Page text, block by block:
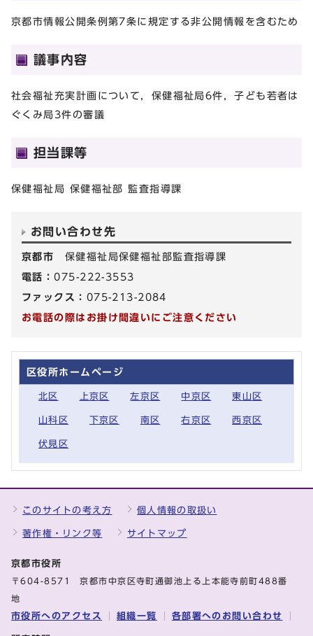
京都市情報公開条例第7条に規定する非公開情報を含むため
議事内容
社会福祉充実計画について，保健福祉局6件，子ども若者は
ぐくみ局3件の審議
担当課等
保健福祉局 保健福祉部 監査指導課
お問い合わせ先
京都市 保健福祉局保健福祉部監査指導課
電話：075-222-3553
ファックス： 075-213-2084
お電話の際はお掛け間違いにご注意ください
区役所ホームページ
北区 上京区 左京区 中京区 東山区
山科区 下京区 南区 右京区 西京区
伏見区
このサイトの考え方 個人情報の取扱い
著作権・リンク等 サイトマップ
京都市役所
〒604-8571 京都市中京区寺町通御池上る上本能寺前町488番
地
市役所へのアクセス 組織一覧 各部署へのお問い合わせ